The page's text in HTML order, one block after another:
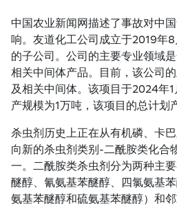
中国农业新闻网描述了事故对中
响。友道化工公司成立于2019年
的子公司。公司的主要专业领域
相关中间体产品。目前，该公司
及相关中间体。该项目于2024年
产规模为1万吨，该项目的总计划
杀虫剂历史上正在从有机磷、卡
向新的杀虫剂类别-二酰胺类化合
一。二酰胺类杀虫剂分为两种主
醚醇、氰氨基苯醚醇、四氯氨基
氨基苯醚醇和硫氨基苯醚醇）和